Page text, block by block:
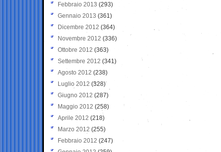
Febbraio 2013 (293)
Gennaio 2013 (361)
Dicembre 2012 (364)
Novembre 2012 (336)
Ottobre 2012 (363)
Settembre 2012 (341)
Agosto 2012 (238)
Luglio 2012 (328)
Giugno 2012 (287)
Maggio 2012 (258)
Aprile 2012 (218)
Marzo 2012 (255)
Febbraio 2012 (247)